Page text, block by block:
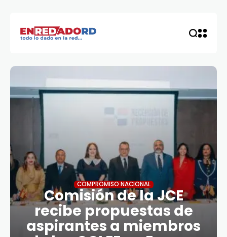
COMPROMISO NACIONAL
Comisión de la JCE
recibe propuestas de
aspirantes a miembros